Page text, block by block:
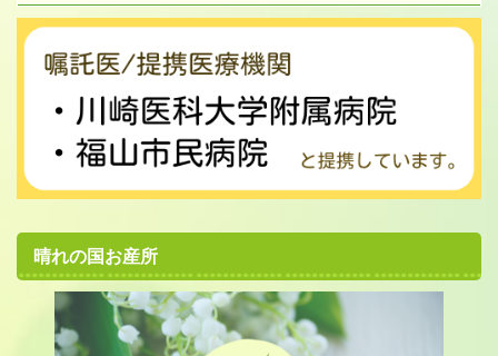
晴れの国お産所